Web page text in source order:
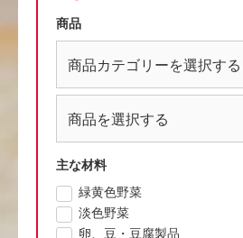
商品
主な材料
緑黄色野菜
淡色野菜
卵、豆・豆腐製品